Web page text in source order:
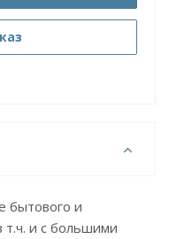
бытового и
и с большими